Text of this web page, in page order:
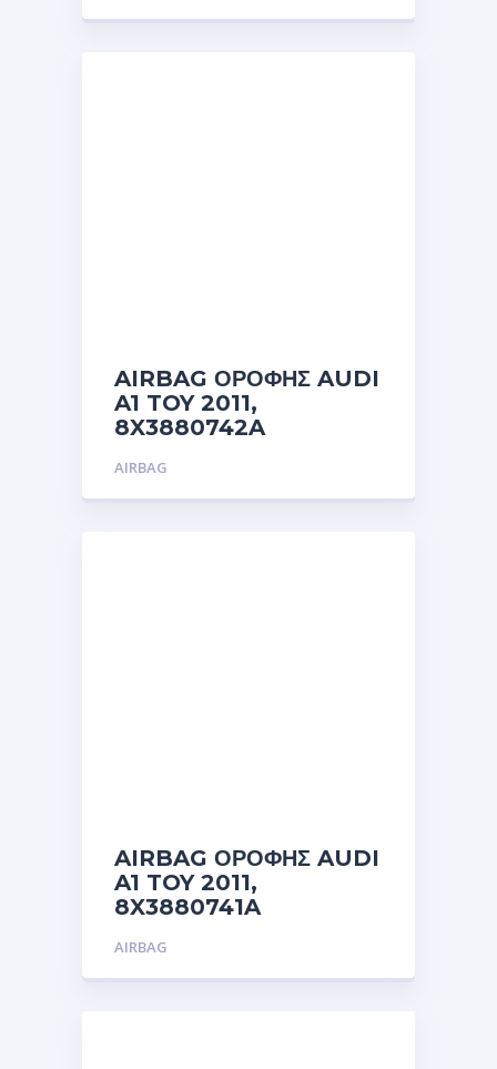
AIRBAG ΟΡΟΦΗΣ AUDI
A1 TOY 2011,
8X3880742A
AIRBAG
AIRBAG ΟΡΟΦΗΣ AUDI
A1 TOY 2011,
8X3880741A
AIRBAG